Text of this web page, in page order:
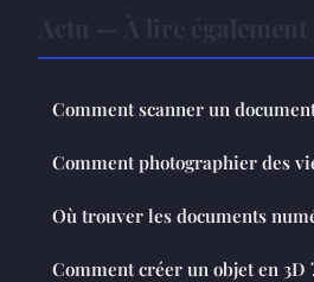
Comment scanner un
Comment photographier des
Où trouver les documents
Comment créer un objet en 3D